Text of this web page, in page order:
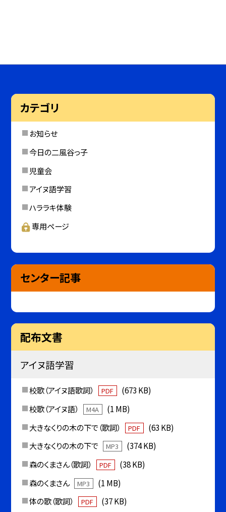
カテゴリ
お知らせ
今日の二風谷っ子
児童会
アイヌ語学習
ハララキ体験
専用ページ
センター記事
配布文書
アイヌ語学習
校歌（アイヌ語歌詞） PDF
(673 KB)
校歌（アイヌ語）
M4A
(1 MB)
大きなくりの木の下で（歌詞）
PDF
(63 KB)
大きなくりの木の下で
MP3
(374 KB)
森のくまさん（歌詞）
PDF
(38 KB)
森のくまさん
MP3
(1 MB)
体の歌（歌詞）
PDF (37 KB)